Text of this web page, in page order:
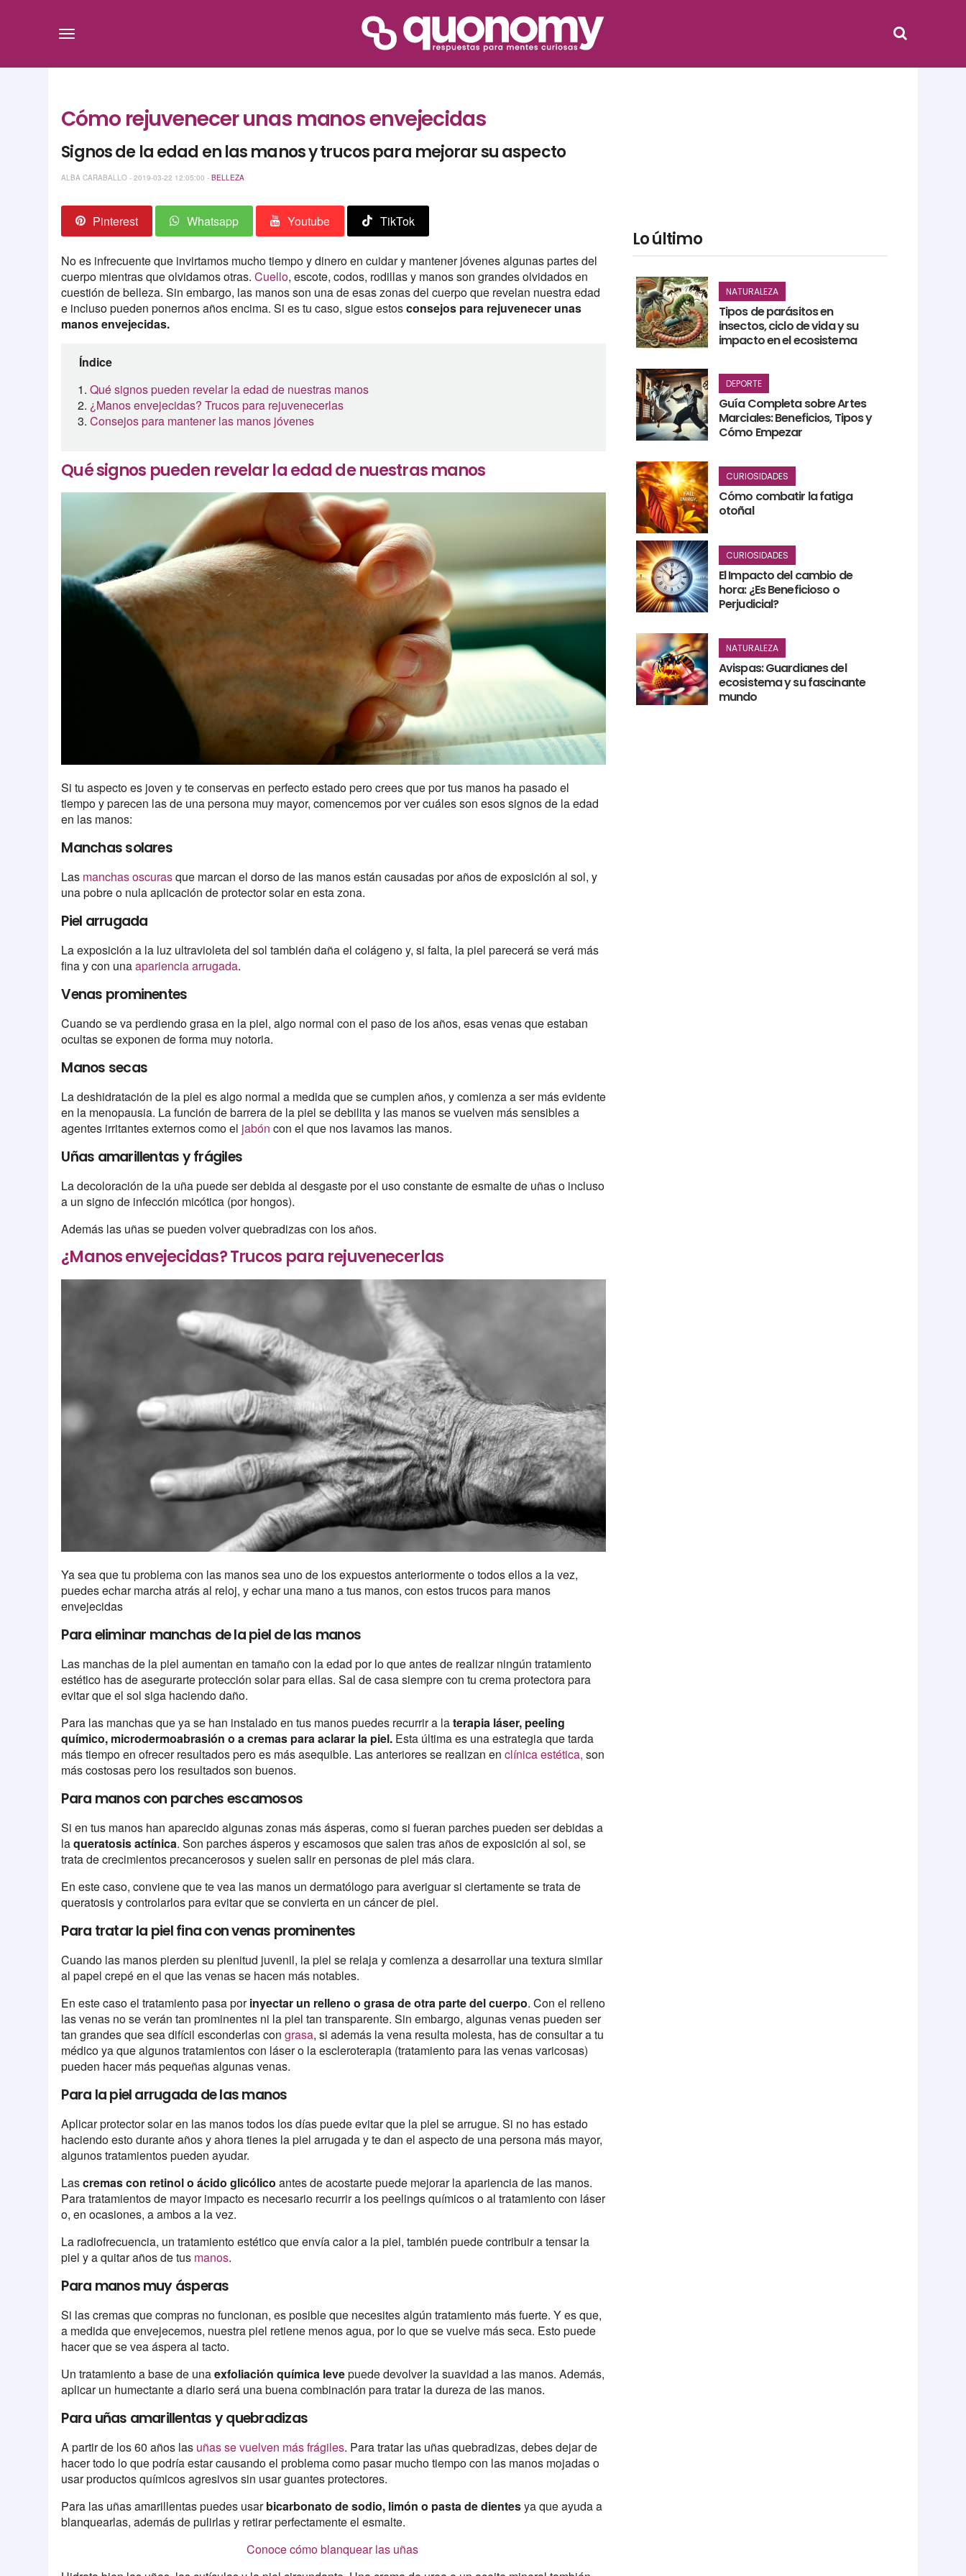
Cómo rejuvenecer unas manos envejecidas
Signos de la edad en las manos y trucos para mejorar su aspecto
ALBA CARABALLO - 2019-03-22 12:05:00 -BELLEZA
Pinterest Whatsapp Youtube TikTok
No es infrecuente que invirtamos mucho tiempo y dinero en cuidar y mantener jóvenes algunas partes del
cuerpo mientras que olvidamos otras.Cuello, escote, codos, rodillas y manos son grandes olvidados en
cuestión de belleza. Sin embargo, las manos son una de esas zonas del cuerpo que revelan nuestra edad
e incluso pueden ponernos años encima. Si es tu caso, sigue estosconsejos para rejuvenecer unas
manos envejecidas.
Índice
Qué signos pueden revelar la edad de nuestras manos
¿Manos envejecidas? Trucos para rejuvenecerlas
Consejos para mantener las manos jóvenes
Qué signos pueden revelar la edad de nuestras manos
Si tu aspecto es joven y te conservas en perfecto estado pero crees que por tus manos ha pasado el
tiempo y parecen las de una persona muy mayor, comencemos por ver cuáles son esos signos de la edad
en las manos:
Manchas solares
Las manchas oscurasque marcan el dorso de las manos están causadas por años de exposición al sol, y
una pobre o nula aplicación de protector solar en esta zona.
Piel arrugada
La exposición a la luz ultravioleta del sol también daña el colágeno y, si falta, la piel parecerá se verá más
fina y con unaapariencia arrugada.
Venas prominentes
Cuando se va perdiendo grasa en la piel, algo normal con el paso de los años, esas venas que estaban
ocultas se exponen de forma muy notoria.
Manos secas
La deshidratación de la piel es algo normal a medida que se cumplen años, y comienza a ser más evidente
en la menopausia. La función de barrera de la piel se debilita y las manos se vuelven más sensibles a
agentes irritantes externos como el jabón con el que nos lavamos las manos.
Uñas amarillentas y frágiles
La decoloración de la uña puede ser debida al desgaste por el uso constante de esmalte de uñas o incluso
a un signo de infección micótica (por hongos).
Además las uñas se pueden volver quebradizas con los años.
¿Manos envejecidas? Trucos para rejuvenecerlas
Ya sea que tu problema con las manos sea uno de los expuestos anteriormente o todos ellos a la vez,
puedes echar marcha atrás al reloj, y echar una mano a tus manos, con estos trucos para manos
envejecidas
Para eliminar manchas de la piel de las manos
Las manchas de la piel aumentan en tamaño con la edad por lo que antes de realizar ningún tratamiento
estético has de asegurarte protección solar para ellas. Sal de casa siempre con tu crema protectora para
evitar que el sol siga haciendo daño.
Para las manchas que ya se han instalado en tus manos puedes recurrir a laterapia láser, peeling
químico, microdermoabrasión o a cremas para aclarar la piel. Esta última es una estrategia que tarda
más tiempo en ofrecer resultados pero es más asequible. Las anteriores se realizan enclínica estética, son
más costosas pero los resultados son buenos.
Para manos con parches escamosos
Si en tus manos han aparecido algunas zonas más ásperas, como si fueran parches pueden ser debidas a
laqueratosis actínica. Son parches ásperos y escamosos que salen tras años de exposición al sol, se
trata de crecimientos precancerosos y suelen salir en personas de piel más clara.
En este caso, conviene que te vea las manos un dermatólogo para averiguar si ciertamente se trata de
queratosis y controlarlos para evitar que se convierta en un cáncer de piel.
Para tratar la piel fina con venas prominentes
Cuando las manos pierden su plenitud juvenil, la piel se relaja y comienza a desarrollar una textura similar
al papel crepé en el que las venas se hacen más notables.
En este caso el tratamiento pasa porinyectar un relleno o grasa de otra parte del cuerpo. Con el relleno
las venas no se verán tan prominentes ni la piel tan transparente. Sin embargo, algunas venas pueden ser
tan grandes que sea difícil esconderlas congrasa, si además la vena resulta molesta, has de consultar a tu
médico ya que algunos tratamientos con láser o la escleroterapia (tratamiento para las venas varicosas)
pueden hacer más pequeñas algunas venas.
Para la piel arrugada de las manos
Aplicar protector solar en las manos todos los días puede evitar que la piel se arrugue. Si no has estado
haciendo esto durante años y ahora tienes la piel arrugada y te dan el aspecto de una persona más mayor,
algunos tratamientos pueden ayudar.
Lascremas con retinol o ácido glicólico antes de acostarte puede mejorar la apariencia de las manos.
Para tratamientos de mayor impacto es necesario recurrir a los peelings químicos o al tratamiento con láser
o, en ocasiones, a ambos a la vez.
La radiofrecuencia, un tratamiento estético que envía calor a la piel, también puede contribuir a tensar la
piel y a quitar años de tus manos.
Para manos muy ásperas
Si las cremas que compras no funcionan, es posible que necesites algún tratamiento más fuerte. Y es que,
a medida que envejecemos, nuestra piel retiene menos agua, por lo que se vuelve más seca. Esto puede
hacer que se vea áspera al tacto.
Un tratamiento a base de unaexfoliación química levepuede devolver la suavidad a las manos. Además,
aplicar un humectante a diario será una buena combinación para tratar la dureza de las manos.
Para uñas amarillentas y quebradizas
A partir de los 60 años las uñas se vuelven más frágiles. Para tratar las uñas quebradizas, debes dejar de
hacer todo lo que podría estar causando el problema como pasar mucho tiempo con las manos mojadas o
usar productos químicos agresivos sin usar guantes protectores.
Para las uñas amarillentas puedes usarbicarbonato de sodio, limón o pasta de dientesya que ayuda a
blanquearlas, además de pulirlas y retirar perfectamente el esmalte.
Conoce cómo blanquear las uñas
Lo último
NATURALEZA
Tipos de parásitos en
insectos, ciclo de vida y su
impacto en el ecosistema
DEPORTE
Guía Completa sobre Artes
Marciales: Beneficios, Tipos y
Cómo Empezar
CURIOSIDADES
Cómo combatir la fatiga
otoñal
CURIOSIDADES
El Impacto del cambio de
hora: ¿Es Beneficioso o
Perjudicial?
NATURALEZA
Avispas: Guardianes del
ecosistema y su fascinante
mundo